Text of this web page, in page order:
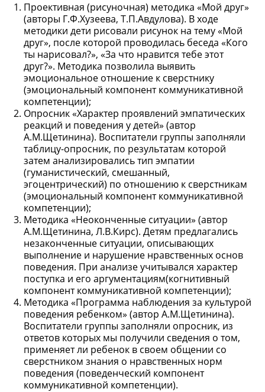
Проективная (рисуночная) методика «Мой друг»
(авторы Г.Ф.Хузеева, Т.П.Авдулова). В ходе
методики дети рисовали рисунок на тему «Мой
друг», после которой проводилась беседа «Кого
ты нарисовал?», «За что нравится тебе этот
друг?». Методика позволила выявить
эмоциональное отношение к сверстнику
(эмоциональный компонент коммуникативной
компетенции);
Опросник «Характер проявлений эмпатических
реакций и поведения у детей» (автор
А.М.Щетинина). Воспитатели группы заполняли
таблицу-опросник, по результатам которой
затем анализировались тип эмпатии
(гуманистический, смешанный,
эгоцентрический) по отношению к сверстникам
(эмоциональный компонент коммуникативной
компетенции);
Методика «Неоконченные ситуации» (автор
А.М.Щетинина, Л.В.Кирс). Детям предлагались
незаконченные ситуации, описывающих
выполнение и нарушение нравственных основ
поведения. При анализе учитывался характер
поступка и его аргументациям(когнитивный
компонент коммуникативной компетенции);
Методика «Программа наблюдения за культурой
поведения ребенком» (автор А.М.Щетинина).
Воспитатели группы заполняли опросник, из
ответов которых мы получили сведения о том,
применяет ли ребенок в своем общении со
сверстником знания о нравственных норм
поведения (поведенческий компонент
коммуникативной компетенции).